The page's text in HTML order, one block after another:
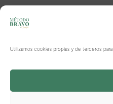
Utilizamos cookies propias y de terceros